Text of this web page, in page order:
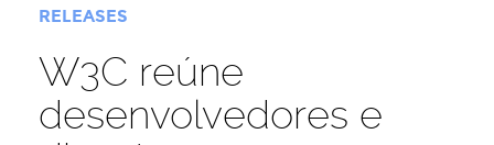
RELEASES
W3C reúne
desenvolvedores e